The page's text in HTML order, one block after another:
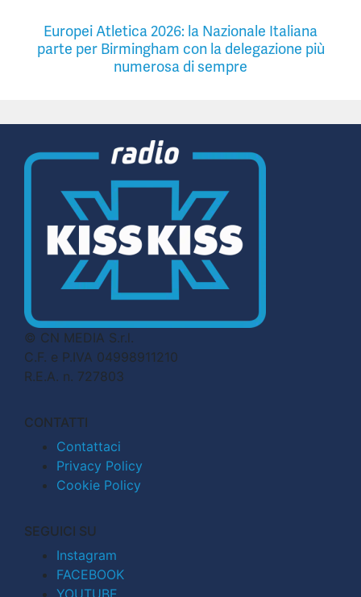
Europei Atletica 2026: la Nazionale Italiana
parte per Birmingham con la delegazione più
numerosa di sempre
© CN MEDIA S.r.l.
C.F. e P.IVA 04998911210
R.E.A. n. 727803
CONTATTI
Contattaci
Privacy Policy
Cookie Policy
SEGUICI SU
Instagram
FACEBOOK